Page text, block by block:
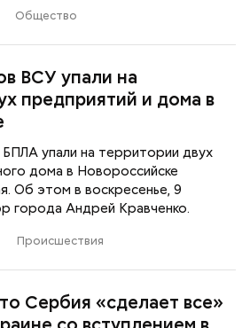
Общество
ВСУ упали на
предприятий и дома в
упали на территории двух
дома в Новороссийске
Об этом в воскресенье, 9
города Андрей Кравченко.
Происшествия
Сербия «сделает все»